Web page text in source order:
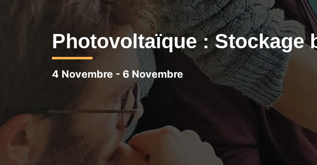
Photovoltaïque : Stockage
4 Novembre - 6 Novembre